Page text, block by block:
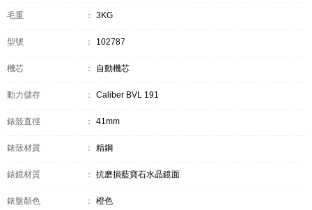
毛重 ： 3KG
型號 ： 102787
機芯 ： 自動機芯
動力儲存 ： Caliber BVL 191
錶殼直徑 ： 41mm
錶殼材質 ： 精鋼
錶鏡材質 ： 抗磨損藍寶石水晶鏡面
錶盤顏色 ： 橙色